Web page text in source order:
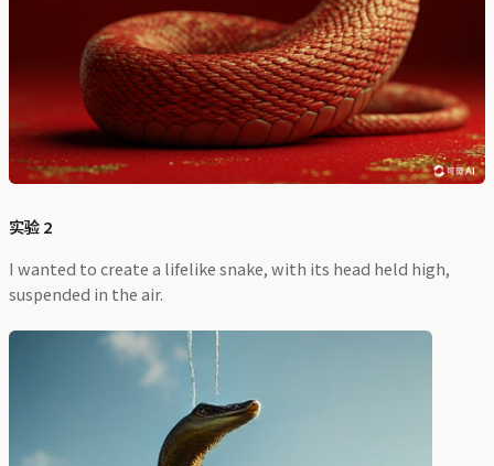
实验 2
I wanted to create a lifelike snake, with its head held high,
suspended in the air.